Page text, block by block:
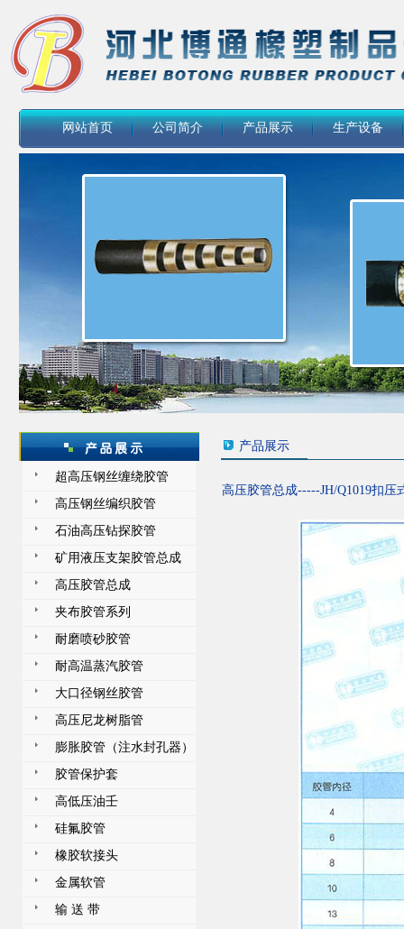
网站首页 公司简介 产品展示 生产设备
超高压钢丝缠绕胶管
高压钢丝编织胶管
石油高压钻探胶管
矿用液压支架胶管总成
高压胶管总成
夹布胶管系列
耐磨喷砂胶管
耐高温蒸汽胶管
大口径钢丝胶管
高压尼龙树脂管
膨胀胶管（注水封孔器）
胶管保护套
高低压油壬
硅氟胶管
橡胶软接头
金属软管
输 送 带
产品展示
高压胶管总成-----JH/Q1019扣压